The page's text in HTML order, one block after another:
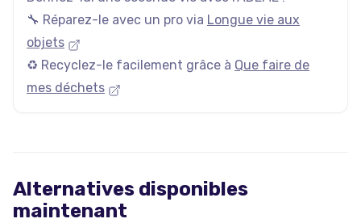
🔧 Réparez-le avec un pro via Longue vie aux
objets
♻️ Recyclez-le facilement grâce à Que faire de
mes déchets
Alternatives disponibles
maintenant